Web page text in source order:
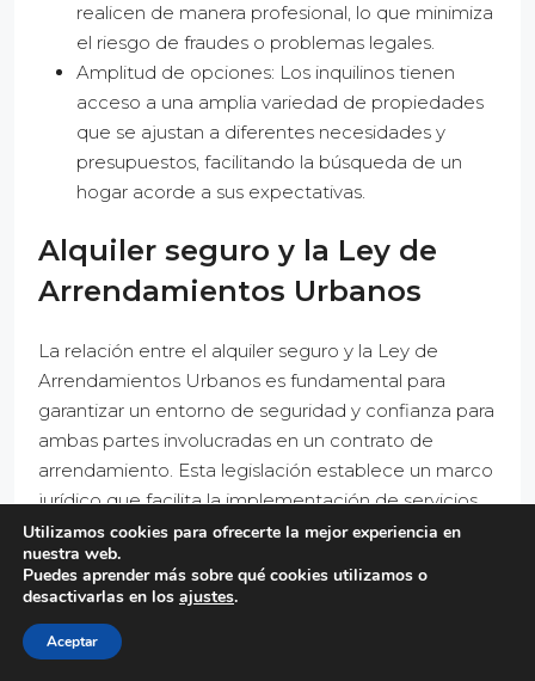
realicen de manera profesional, lo que minimiza
el riesgo de fraudes o problemas legales.
Amplitud de opciones: Los inquilinos tienen
acceso a una amplia variedad de propiedades
que se ajustan a diferentes necesidades y
presupuestos, facilitando la búsqueda de un
hogar acorde a sus expectativas.
Alquiler seguro y la Ley de
Arrendamientos Urbanos
La relación entre el alquiler seguro y la Ley de
Arrendamientos Urbanos es fundamental para
garantizar un entorno de seguridad y confianza para
ambas partes involucradas en un contrato de
arrendamiento. Esta legislación establece un marco
jurídico que facilita la implementación de servicios
de alquiler seguro.
Cumplimiento legal
El cumplimiento de la Ley de Arrendamientos
Utilizamos cookies para ofrecerte la mejor experiencia en
nuestra web.
Puedes aprender más sobre qué cookies utilizamos o
desactivarlas en los ajustes.
Aceptar